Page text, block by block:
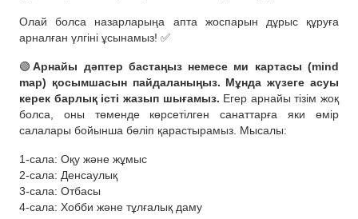
Олай болса назарларыңа апта жоспарын дұрыс құруға
арналған үлгіні ұсынамыз! ✅
🟢Арнайы дәптер бастаңыз немесе ми картасы (mind
map) қосымшасын пайдаланыңыз. Мұнда жүзеге асуы
керек барлық істі жазып шығамыз. Егер арнайы тізім жоқ
болса, оны төменде көрсетілген санаттарға яки өмір
салалары бойынша бөліп қарастырамыз. Мысалы:
1-сала: Оқу және жұмыс
2-сала: Денсаулық
3-сала: Отбасы
4-сала: Хобби және тұлғалық даму